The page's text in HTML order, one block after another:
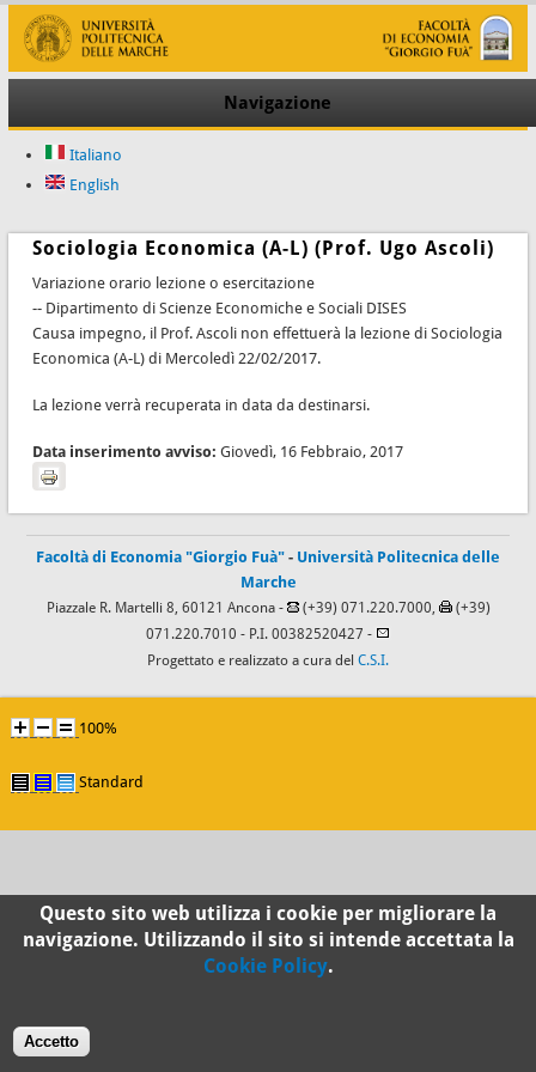
Navigazione
Italiano
English
Sociologia Economica (A-L) (Prof. Ugo Ascoli)
Variazione orario lezione o esercitazione
-- Dipartimento di Scienze Economiche e Sociali DISES
Causa impegno, il Prof. Ascoli non effettuerà la lezione di Sociologia
Economica (A-L) di Mercoledì 22/02/2017.
La lezione verrà recuperata in data da destinarsi.
Data inserimento avviso: Giovedì, 16 Febbraio, 2017
Facoltà di Economia "Giorgio Fuà" - Università Politecnica delle
Marche
Piazzale R. Martelli 8, 60121 Ancona - (+39) 071.220.7000,
(+39)
071.220.7010 - P.I. 00382520427 -
Progettato e realizzato a cura del C.S.I.
100%
Standard
Questo sito web utilizza i cookie per migliorare la
navigazione. Utilizzando il sito si intende accettata la
Cookie Policy.
Accetto